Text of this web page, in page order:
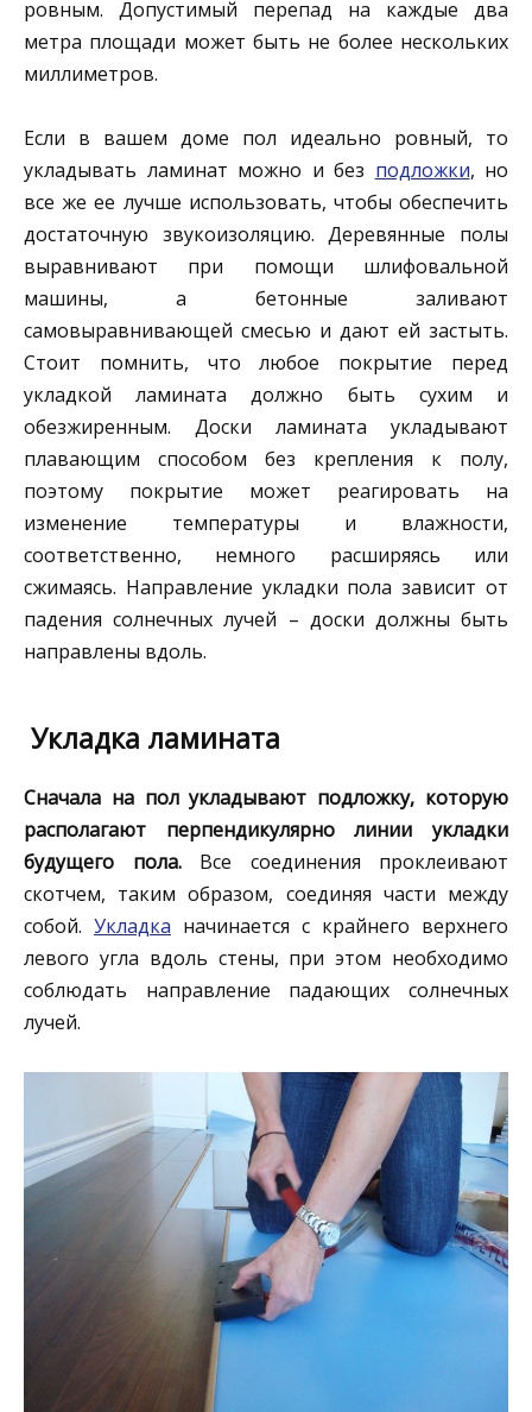
ровным. Допустимый перепад на каждые два
метра площади может быть не более нескольких
миллиметров.
Если в вашем доме пол идеально ровный, то
укладывать ламинат можно и без подложки, но
все же ее лучше использовать, чтобы обеспечить
достаточную звукоизоляцию. Деревянные полы
выравнивают при помощи шлифовальной
машины, а бетонные заливают
самовыравнивающей смесью и дают ей застыть.
Стоит помнить, что любое покрытие перед
укладкой ламината должно быть сухим и
обезжиренным. Доски ламината укладывают
плавающим способом без крепления к полу,
поэтому покрытие может реагировать на
изменение температуры и влажности,
соответственно, немного расширяясь или
сжимаясь. Направление укладки пола зависит от
падения солнечных лучей – доски должны быть
направлены вдоль.
Укладка ламината
Сначала на пол укладывают подложку, которую
располагают перпендикулярно линии укладки
будущего пола.Все соединения проклеивают
скотчем, таким образом, соединяя части между
собой. Укладка начинается с крайнего верхнего
левого угла вдоль стены, при этом необходимо
соблюдать направление падающих солнечных
лучей.